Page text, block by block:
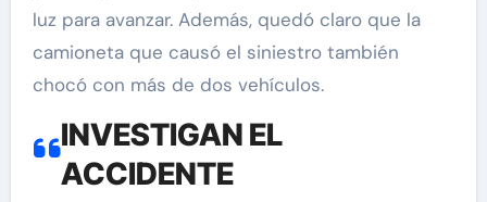
luz para avanzar. Además, quedó claro que la
camioneta que causó el siniestro también
chocó con más de dos vehículos.
INVESTIGAN EL
ACCIDENTE